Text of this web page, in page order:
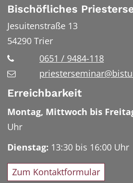
Bischöfliches
Jesuitenstraße 13
54290 Trier
0651 / 9484-118
Erreichbarkeit
Montag, Mittwoch bis
Uhr
Dienstag: 13:30 bis 16:00 Uhr
Zum Kontaktformular